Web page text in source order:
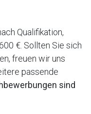
Qualifikation,
€. Sollten Sie sich
freuen wir uns
passende
sind